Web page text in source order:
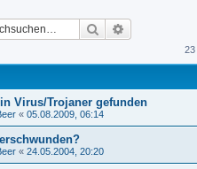
Suche
23
Virus/Trojaner gefunden
« 05.08.2009, 06:14
« 24.05.2004, 20:20